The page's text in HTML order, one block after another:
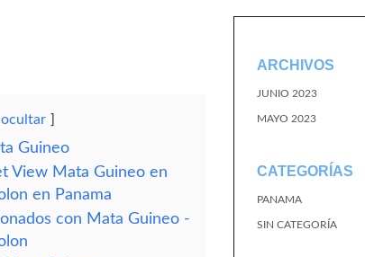
ocultar
Guineo
View Mata Guineo en
en Panama
con Mata Guineo -
ARCHIVOS
JUNIO 2023
MAYO 2023
CATEGORÍAS
PANAMA
SIN CATEGORÍA